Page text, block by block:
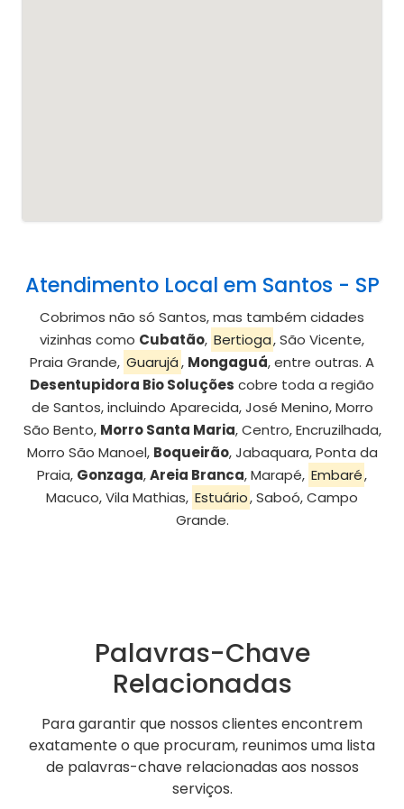
Atendimento Local em Santos - SP
Cobrimos não só Santos, mas também cidades
vizinhas como Cubatão, Bertioga, São Vicente,
Praia Grande, Guarujá, Mongaguá, entre outras. A
Desentupidora Bio Soluções cobre toda a região
de Santos, incluindo Aparecida, José Menino, Morro
São Bento, Morro Santa Maria, Centro, Encruzilhada,
Morro São Manoel, Boqueirão, Jabaquara, Ponta da
Praia, Gonzaga,Areia Branca, Marapé, Embaré,
Macuco, Vila Mathias, Estuário, Saboó, Campo
Grande.
Palavras-Chave
Relacionadas
Para garantir que nossos clientes encontrem
exatamente o que procuram, reunimos uma lista
de palavras-chave relacionadas aos nossos
serviços.